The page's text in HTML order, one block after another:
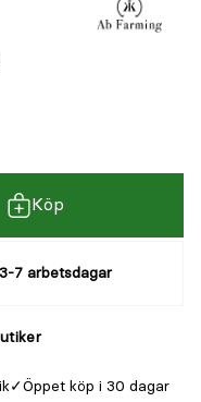
Köp
7 arbetsdagar
Öppet köp i 30 dagar